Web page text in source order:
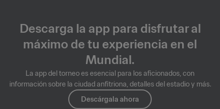
Descarga la app para disfrutar al
máximo de tu experiencia en el
Mundial.
La app del torneo es esencial para los aficionados, con
información sobre la ciudad anfitriona, detalles del estadio y más.
Descárgala ahora